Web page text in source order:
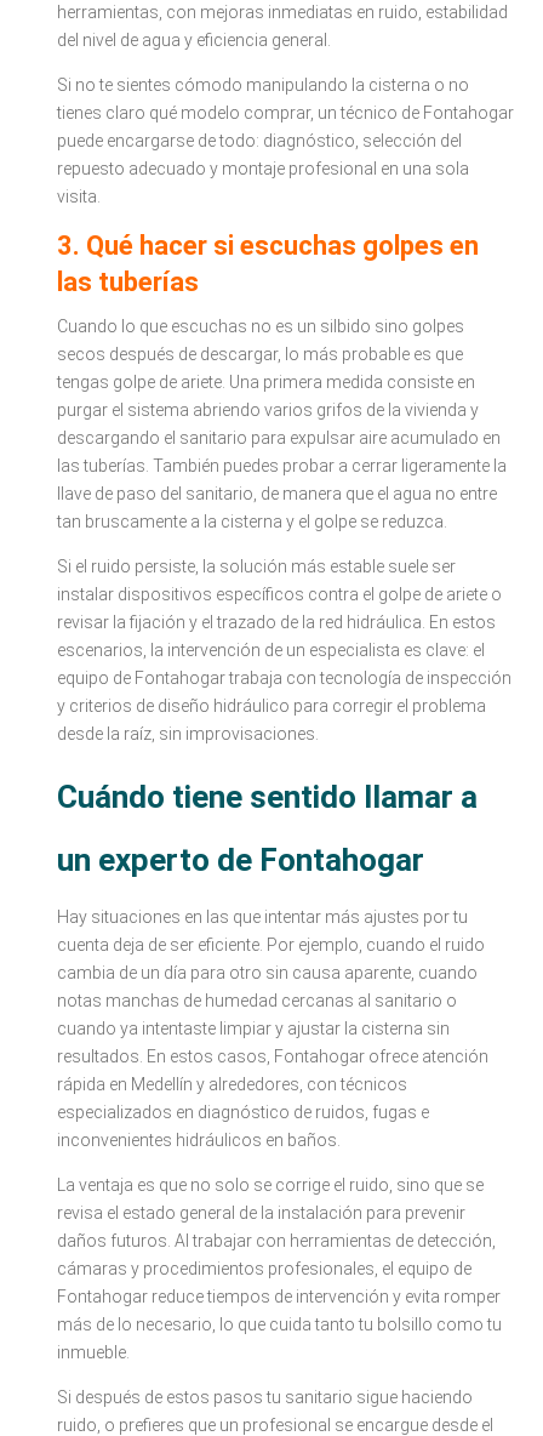
herramientas, con mejoras inmediatas en ruido, estabilidad
del nivel de agua y eficiencia general.​
Si no te sientes cómodo manipulando la cisterna o no
tienes claro qué modelo comprar, un técnico de Fontahogar
puede encargarse de todo: diagnóstico, selección del
repuesto adecuado y montaje profesional en una sola
visita.
3. Qué hacer si escuchas golpes en
las tuberías
Cuando lo que escuchas no es un silbido sino golpes
secos después de descargar, lo más probable es que
tengas golpe de ariete. Una primera medida consiste en
purgar el sistema abriendo varios grifos de la vivienda y
descargando el sanitario para expulsar aire acumulado en
las tuberías. También puedes probar a cerrar ligeramente la
llave de paso del sanitario, de manera que el agua no entre
tan bruscamente a la cisterna y el golpe se reduzca.
Si el ruido persiste, la solución más estable suele ser
instalar dispositivos específicos contra el golpe de ariete o
revisar la fijación y el trazado de la red hidráulica. En estos
escenarios, la intervención de un especialista es clave: el
equipo de Fontahogar trabaja con tecnología de inspección
y criterios de diseño hidráulico para corregir el problema
desde la raíz, sin improvisaciones.
Cuándo tiene sentido llamar a
un experto de Fontahogar
Hay situaciones en las que intentar más ajustes por tu
cuenta deja de ser eficiente. Por ejemplo, cuando el ruido
cambia de un día para otro sin causa aparente, cuando
notas manchas de humedad cercanas al sanitario o
cuando ya intentaste limpiar y ajustar la cisterna sin
resultados. En estos casos, Fontahogar ofrece atención
rápida en Medellín y alrededores, con técnicos
especializados en diagnóstico de ruidos, fugas e
inconvenientes hidráulicos en baños.
La ventaja es que no solo se corrige el ruido, sino que se
revisa el estado general de la instalación para prevenir
daños futuros. Al trabajar con herramientas de detección,
cámaras y procedimientos profesionales, el equipo de
Fontahogar reduce tiempos de intervención y evita romper
más de lo necesario, lo que cuida tanto tu bolsillo como tu
inmueble.
Si después de estos pasos tu sanitario sigue haciendo
ruido, o prefieres que un profesional se encargue desde el